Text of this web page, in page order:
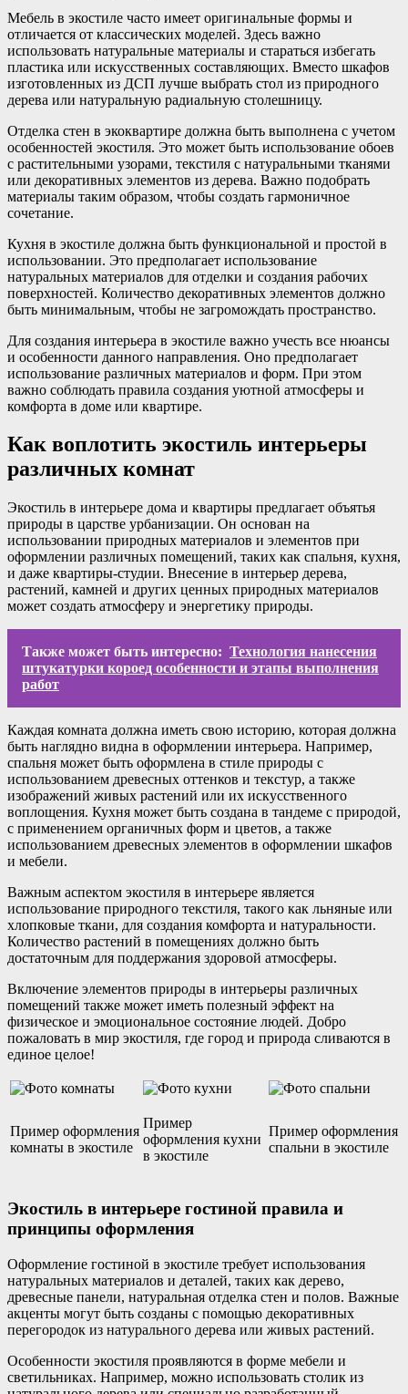
Мебель в экостиле часто имеет оригинальные формы и
отличается от классических моделей. Здесь важно
использовать натуральные материалы и стараться избегать
пластика или искусственных составляющих. Вместо шкафов
изготовленных из ДСП лучше выбрать стол из природного
дерева или натуральную радиальную столешницу.
Отделка стен в экоквартире должна быть выполнена с учетом
особенностей экостиля. Это может быть использование обоев
с растительными узорами, текстиля с натуральными тканями
или декоративных элементов из дерева. Важно подобрать
материалы таким образом, чтобы создать гармоничное
сочетание.
Кухня в экостиле должна быть функциональной и простой в
использовании. Это предполагает использование
натуральных материалов для отделки и создания рабочих
поверхностей. Количество декоративных элементов должно
быть минимальным, чтобы не загромождать пространство.
Для создания интерьера в экостиле важно учесть все нюансы
и особенности данного направления. Оно предполагает
использование различных материалов и форм. При этом
важно соблюдать правила создания уютной атмосферы и
комфорта в доме или квартире.
Как воплотить экостиль интерьеры
различных комнат
Экостиль в интерьере дома и квартиры предлагает объятья
природы в царстве урбанизации. Он основан на
использовании природных материалов и элементов при
оформлении различных помещений, таких как спальня, кухня,
и даже квартиры-студии. Внесение в интерьер дерева,
растений, камней и других ценных природных материалов
может создать атмосферу и энергетику природы.
Также может быть интересно: Технология нанесения
штукатурки короед особенности и этапы выполнения
работ
Каждая комната должна иметь свою историю, которая должна
быть наглядно видна в оформлении интерьера. Например,
спальня может быть оформлена в стиле природы с
использованием древесных оттенков и текстур, а также
изображений живых растений или их искусственного
воплощения. Кухня может быть создана в тандеме с природой,
с применением органичных форм и цветов, а также
использованием древесных элементов в оформлении шкафов
и мебели.
Важным аспектом экостиля в интерьере является
использование природного текстиля, такого как льняные или
хлопковые ткани, для создания комфорта и натуральности.
Количество растений в помещениях должно быть
достаточным для поддержания здоровой атмосферы.
Включение элементов природы в интерьеры различных
помещений также может иметь полезный эффект на
физическое и эмоциональное состояние людей. Добро
пожаловать в мир экостиля, где город и природа сливаются в
единое целое!
Пример оформления
комнаты в экостиле
Пример
оформления кухни
в экостиле
Пример оформления
спальни в экостиле
Экостиль в интерьере гостиной правила и
принципы оформления
Оформление гостиной в экостиле требует использования
натуральных материалов и деталей, таких как дерево,
древесные панели, натуральная отделка стен и полов. Важные
акценты могут быть созданы с помощью декоративных
перегородок из натурального дерева или живых растений.
Особенности экостиля проявляются в форме мебели и
светильниках. Например, можно использовать столик из